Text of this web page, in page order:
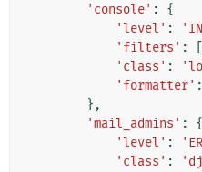
'console' :
{
'level' :
'filters' :
'class' :
'formatter' :
},
'mail_admins' :
{
'level' :
'class' :